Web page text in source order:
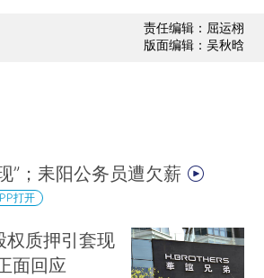
责任编辑：屈运栩
版面编辑：吴秋晗
”；耒阳公务员遭欠薪
打开
权质押引套现
面回应